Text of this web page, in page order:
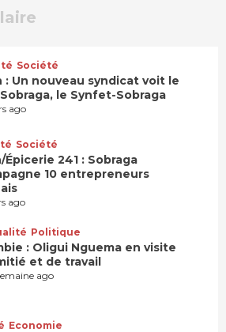
Société
: Un nouveau syndicat voit le
le Synfet-Sobraga
ago
Société
Épicerie 241 : Sobraga
10 entrepreneurs
ago
Politique
: Oligui Nguema en visite
et de travail
ago
Economie